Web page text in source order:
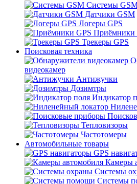
Системы
Датчики GSM
Логеры GPS
Приёмники
Трекеры GPS
Поисковая техника
видеокамер
Антижучки
Дозимтры
Индикатор
Тепловизоры
Частотомеры
Автомобильные товары
GPS
Камеры
Системы
Системы